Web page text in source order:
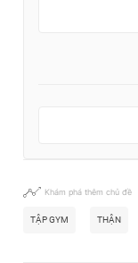
Khám phá thêm chủ đề
TẬP GYM THẬN